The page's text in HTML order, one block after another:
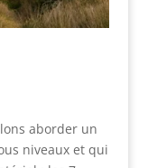
aborder un
niveaux et qui